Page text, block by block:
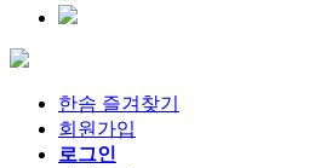
한솜 즐겨찾기
회원가입
로그인